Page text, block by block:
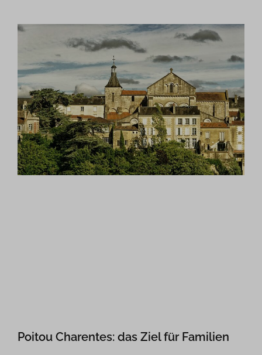
Poitou Charentes: das Ziel für Familien